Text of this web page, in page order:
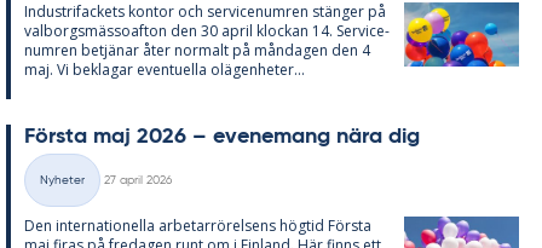
In­du­stri­fac­kets kon­tor och ser­vice­num­ren stäng­er på
val­borgs­mäs­so­af­ton den 30 april kloc­kan 14. Ser­vice­
num­ren be­tjä­nar åter nor­malt på mån­da­gen den 4
maj. Vi be­kla­gar even­tu­el­la olä­gen­he­ter...
Förs­ta maj 2026 – eve­ne­mang nära dig
Kategorier
Nyheter
27 april 2026
Den in­ter­na­tio­nel­la ar­be­tar­rö­rel­sens hög­tid Förs­ta